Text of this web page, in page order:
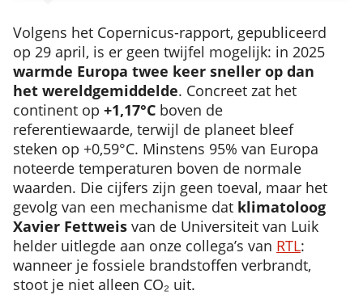
Volgens het Copernicus-rapport, gepubliceerd
op 29 april, is er geen twijfel mogelijk: in 2025
warmde Europa twee keer sneller op dan
het wereldgemiddelde. Concreet zat het
continent op +1,17°C boven de
referentiewaarde, terwijl de planeet bleef
steken op +0,59°C. Minstens 95% van Europa
noteerde temperaturen boven de normale
waarden. Die cijfers zijn geen toeval, maar het
gevolg van een mechanisme dat klimatoloog
Xavier Fettweis van de Universiteit van Luik
helder uitlegde aan onze collega’s van RTL:
wanneer je fossiele brandstoffen verbrandt,
stoot je niet alleen CO₂ uit.